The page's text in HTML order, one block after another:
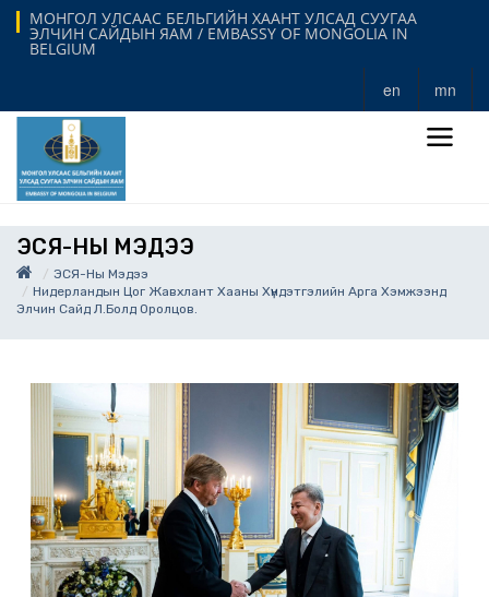
МОНГОЛ УЛСААС БЕЛЬГИЙН ХААНТ УЛСАД СУУГАА
ЭЛЧИН САЙДЫН ЯАМ / EMBASSY OF MONGOLIA IN
BELGIUM
en mn
ЭСЯ-НЫ МЭДЭЭ
ЭСЯ-Ны Мэдээ
Нидерландын Цог Жавхлант Хааны Хүндэтгэлийн Арга Хэмжээнд
Элчин Сайд Л.Болд Оролцов.